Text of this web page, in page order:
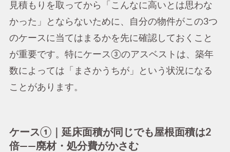
見積もりを取ってから「こんなに高いとは思わな
かった」とならないために、自分の物件がこの3つ
のケースに当てはまるかを先に確認しておくこと
が重要です。特にケース③のアスベストは、築年
数によっては「まさかうちが」という状況になる
ことがあります。
ケース①｜延床面積が同じでも屋根面積は2
倍——廃材・処分費がかさむ